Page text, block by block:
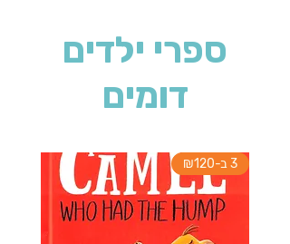
ספרי ילדים
דומים
3 ב-₪120